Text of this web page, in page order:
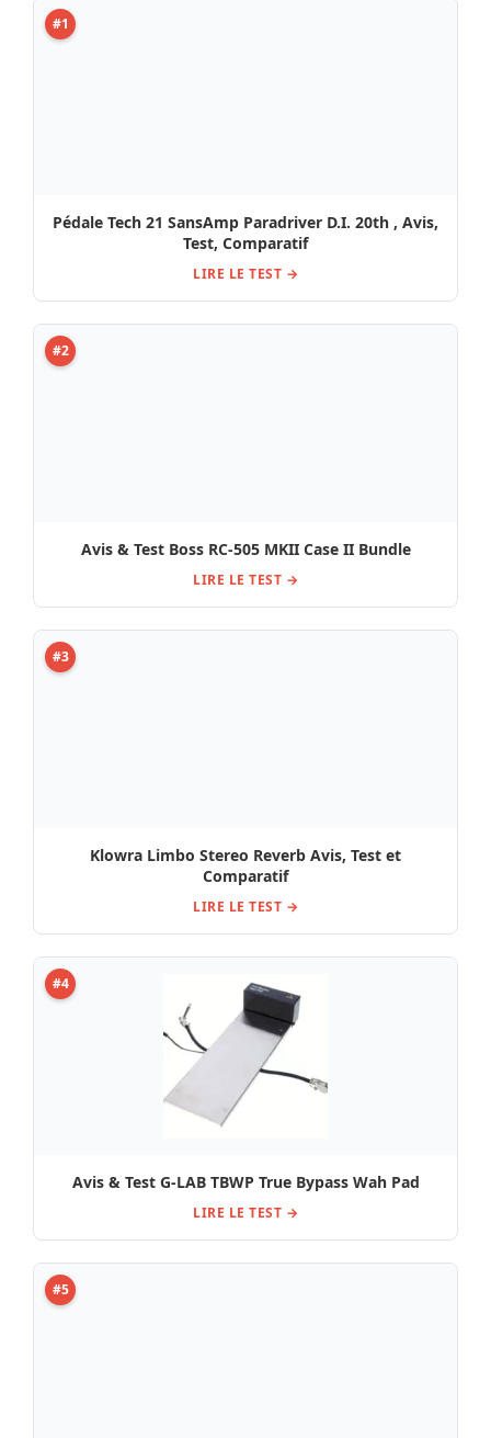
#2
Avis & Test Boss RC-505 MKII Case II Bundle
LIRE LE TEST →
#3
Comparatif
LIRE LE TEST →
#4
Avis & Test G-LAB TBWP True Bypass Wah Pad
LIRE LE TEST →
#5
Test
LIRE LE TEST →
#6